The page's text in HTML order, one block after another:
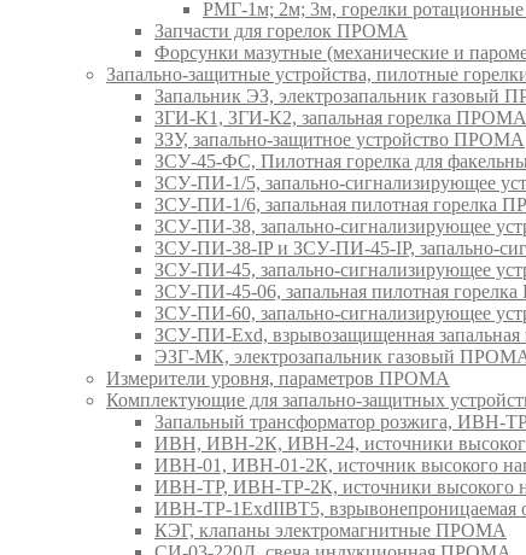
РМГ-1м; 2м; 3м, горелки
Запчасти для горелок ПРОМА
Форсунки мазутные (механические и
Запально-защитные устройства, пилотные
Запальник ЭЗ, электрозапальник газовый
ЗГИ-К1, ЗГИ-К2, запальная горелка ПРОМА
ЗЗУ, запально-защитное устройство ПРОМА
ЗСУ-45-ФС, Пилотная горелка для
ЗСУ-ПИ-1/5, запально-сигнализирующее
ЗСУ-ПИ-1/6, запальная пилотная горелка
ЗСУ-ПИ-38, запально-сигнализирующее
ЗСУ-ПИ-38-IP и ЗСУ-ПИ-45-IP, запально-
ЗСУ-ПИ-45, запально-сигнализирующее
ЗСУ-ПИ-45-06, запальная пилотная
ЗСУ-ПИ-60, запально-сигнализирующее
ЗСУ-ПИ-Exd, взрывозащищенная
ЭЗГ-МК, электрозапальник газовый
Измерители уровня, параметров ПРОМА
Комплектующие для запально-защитных
Запальный трансформатор розжига,
ИВН, ИВН-2К, ИВН-24, источники
ИВН-01, ИВН-01-2К, источник высокого
ИВН-ТР, ИВН-ТР-2К, источники высокого
ИВН-ТР-1ExdIIBT5,
КЭГ, клапаны электромагнитные ПРОМА